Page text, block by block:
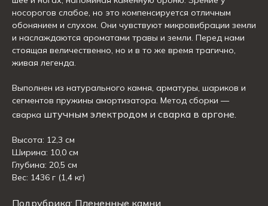
носорогов слабое, но это компенсируется отличным
обонянием и слухом. Они чувствуют микровибрации земли
и наслаждаются ароматами травы и земли. Перед нами
стоящая величественно, но и в то же время трагично,
живая легенда.
Выполнен из натурального камня, арматуры, шариков и
сегментов пружины амортизатора. Метод сборки —
сварка штучным электродом и сварка в аргоне.
Высота: 12,3 см
Ширина: 10,0 см
Глубина: 20,5 см
Вес: 1436 г (1,4 кг)
Подрубрика: Плененные камни